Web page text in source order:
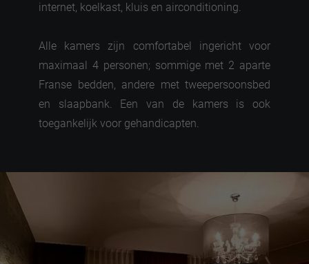
internet, koelkast, kluis en airconditioning.
Alle kamers zijn comfortabel ingericht voor
maximaal 4 personen; sommige met 2 aparte
Franse bedden, andere met tweepersoonsbed
en slaapbank. Een van de kamers is ook
toegankelijk voor gehandicapten.